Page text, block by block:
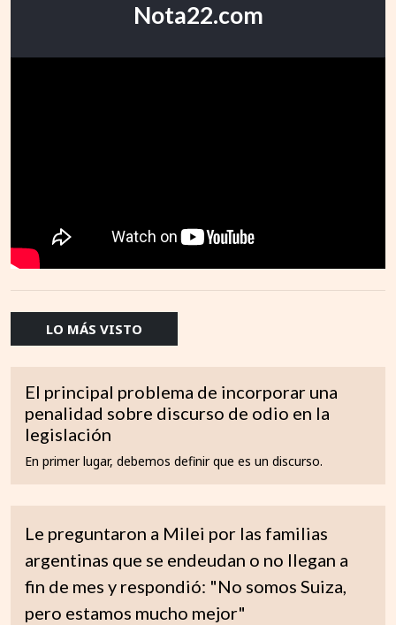
Nota22.com
LO MÁS VISTO
El principal problema de incorporar una
penalidad sobre discurso de odio en la
legislación
En primer lugar, debemos definir que es un discurso.
Le preguntaron a Milei por las familias
argentinas que se endeudan o no llegan a
fin de mes y respondió: "No somos Suiza,
pero estamos mucho mejor"